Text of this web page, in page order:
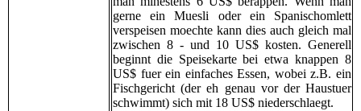
gerne ein Muesli oder ein Spanischomlett
verspeisen moechte kann dies auch gleich mal
zwischen 8 - und 10 US$ kosten. Generell
beginnt die Speisekarte bei etwa knappen 8
US$ fuer ein einfaches Essen, wobei z.B. ein
Fischgericht (der eh genau vor der Haustuer
schwimmt) sich mit 18 US$ niederschlaegt.